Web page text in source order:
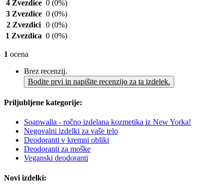
4 Zvezdice 0 (0%)
3 Zvezdice 0 (0%)
2 Zvezdici 0 (0%)
1 Zvezdica 0 (0%)
1 ocena
Brez recenzij.
Bodite prvi in napišite recenzijo za ta izdelek.
Priljubljene kategorije:
Soapwalla - ročno izdelana kozmetika iz New Yorka!
Negovalni izdelki za vaše telo
Deodoranti v kremni obliki
Deodoranti za moške
Veganski deodoranti
Novi izdelki: